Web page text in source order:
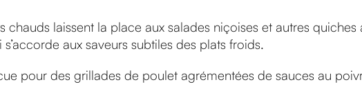
laissent la place aux salades niçoises et autres quiches
aux saveurs subtiles des plats froids.
pour des grillades de poulet agrémentées de sauces au